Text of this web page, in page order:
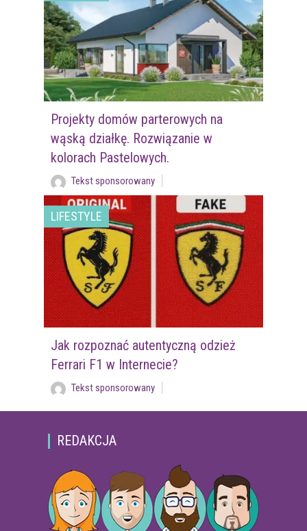
Projekty domów parterowych na
wąską działkę. Rozwiązanie w
kolorach Pastelowych.
Tekst sponsorowany
LIFESTYLE
Jak rozpoznać autentyczną odzież
Ferrari F1 w Internecie?
Tekst sponsorowany
REDAKCJA